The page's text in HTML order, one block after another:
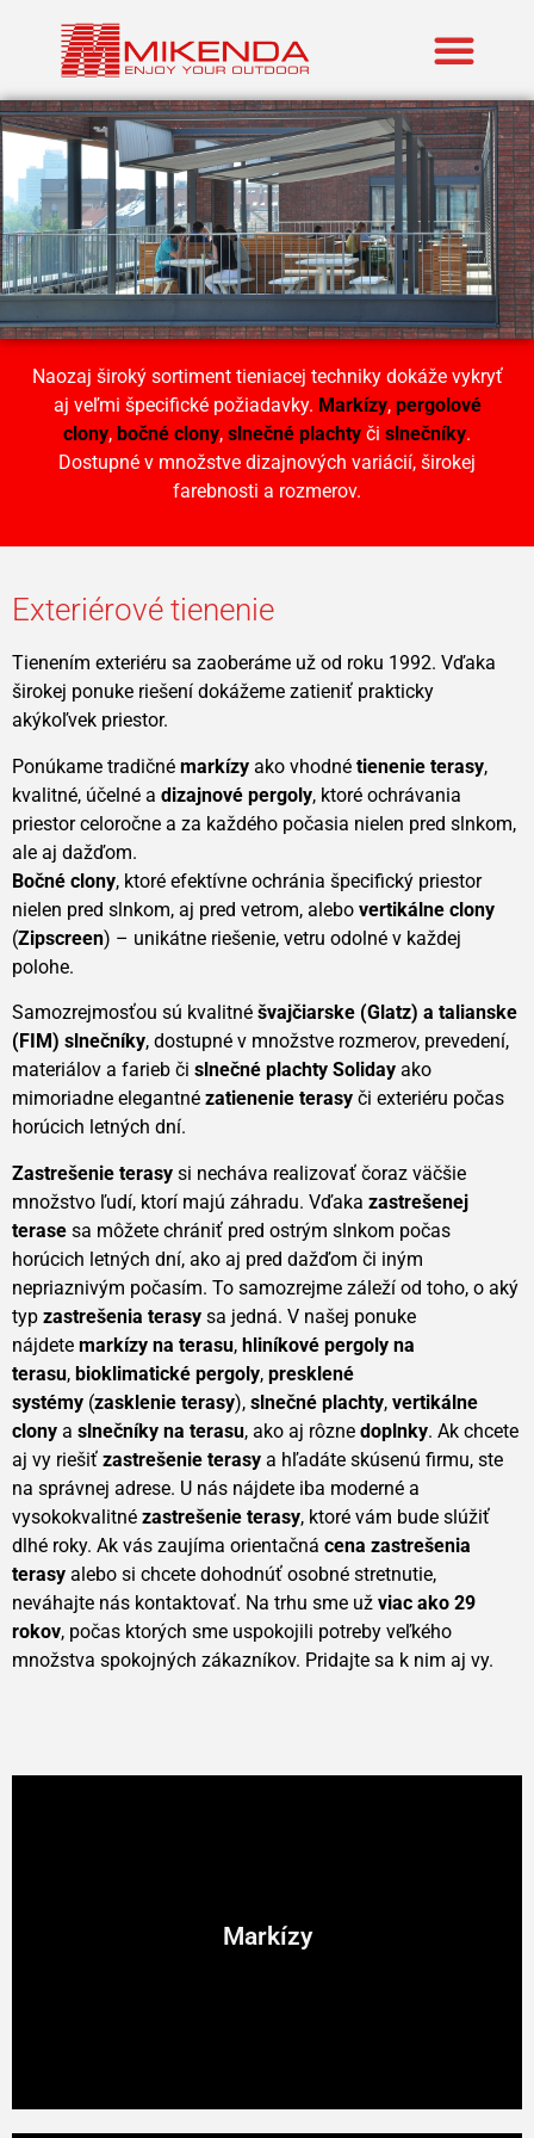
Naozaj široký sortiment tieniacej techniky dokáže vykryť
aj veľmi špecifické požiadavky. Markízy, pergolové
clony, bočné clony, slnečné plachty či slnečníky.
Dostupné v množstve dizajnových variácií, širokej
farebnosti a rozmerov.
Exteriérové tienenie
Tienením exteriéru sa zaoberáme už od roku 1992. Vďaka
širokej ponuke riešení dokážeme zatieniť prakticky
akýkoľvek priestor.
Ponúkame tradičné markízy ako vhodné tienenie terasy,
kvalitné, účelné a dizajnové pergoly, ktoré ochrávania
priestor celoročne a za každého počasia nielen pred slnkom,
ale aj dažďom.
Bočné clony, ktoré efektívne ochránia špecifický priestor
nielen pred slnkom, aj pred vetrom, alebo vertikálne clony
(Zipscreen) – unikátne riešenie, vetru odolné v každej
polohe.
Samozrejmosťou sú kvalitné švajčiarske (Glatz) a talianske
( FIM) slnečníky, dostupné v množstve rozmerov, prevedení,
materiálov a farieb či slnečné plachty Soliday ako
mimoriadne elegantné zatienenie terasy či exteriéru počas
horúcich letných dní.
Zastrešenie terasy si necháva realizovať čoraz väčšie
množstvo ľudí, ktorí majú záhradu. Vďaka zastrešenej
terase sa môžete chrániť pred ostrým slnkom počas
horúcich letných dní, ako aj pred dažďom či iným
nepriaznivým počasím. To samozrejme záleží od toho, o aký
typ zastrešenia terasy sa jedná. V našej ponuke
nájdete markízy na terasu, hliníkové pergoly na
terasu, bioklimatické pergoly, presklené
systémy (zasklenie terasy), slnečné plachty, vertikálne
clony a slnečníky na terasu, ako aj rôzne doplnky. Ak chcete
aj vy riešiť zastrešenie terasy a hľadáte skúsenú firmu, ste
na správnej adrese. U nás nájdete iba moderné a
vysokokvalitné zastrešenie terasy, ktoré vám bude slúžiť
dlhé roky. Ak vás zaujíma orientačná cena zastrešenia
terasy alebo si chcete dohodnúť osobné stretnutie,
neváhajte nás kontaktovať. Na trhu sme už viac ako 29
rokov, počas ktorých sme uspokojili potreby veľkého
množstva spokojných zákazníkov. Pridajte sa k nim aj vy.
Markízy
terasové markízy, fasádne markízy, markízy so sklopnými